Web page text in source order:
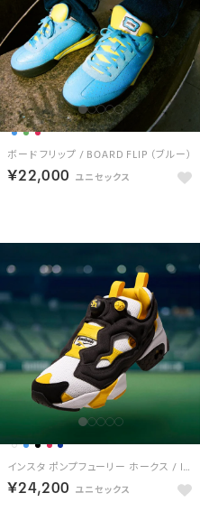
ボード フリップ / BOARD FLIP （ブルー）
￥22,000
インスタ ポンプフューリー ホークス / INSTAPUMP FURY 94 HAWKS
￥24,200